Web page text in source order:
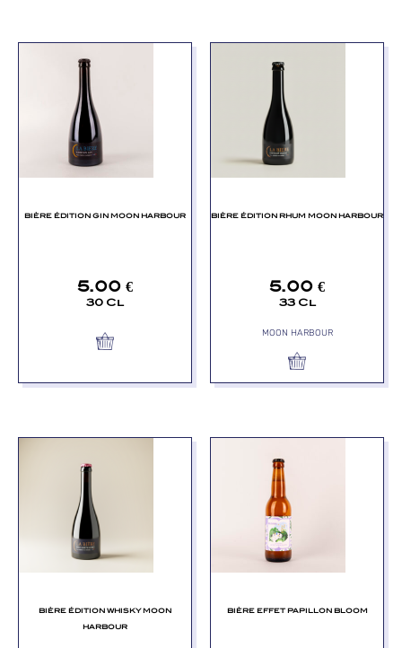
BIÈRE ÉDITION GIN MOON HARBOUR
5.00 €
30 Cl
BIÈRE ÉDITION RHUM MOON HARBOUR
5.00 €
33 Cl
MOON HARBOUR
BIÈRE ÉDITION WHISKY MOON
HARBOUR
BIÈRE EFFET PAPILLON BLOOM